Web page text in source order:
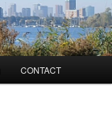
CONTACT